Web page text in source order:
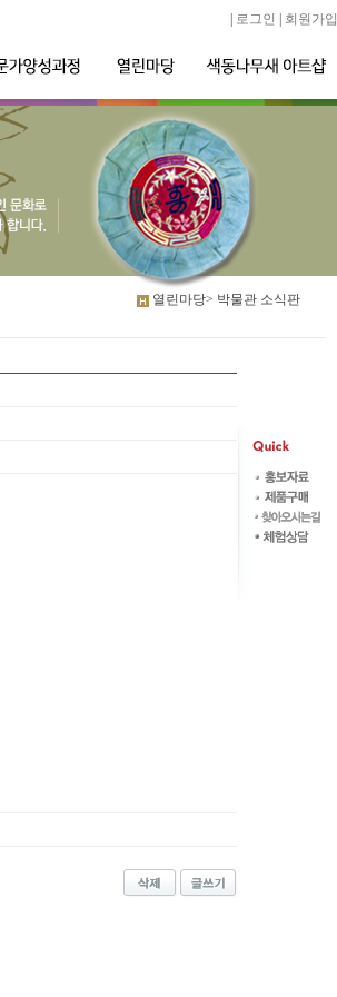
로그인 회원가입
열린마당> 박물관 소식판